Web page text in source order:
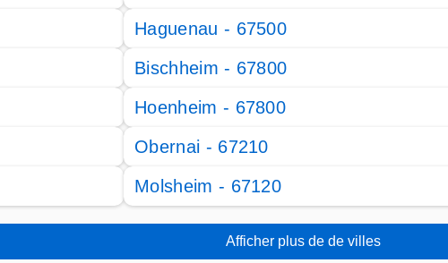
Haguenau - 67500
Bischheim - 67800
Hoenheim - 67800
Obernai - 67210
Molsheim - 67120
Afficher plus de de villes